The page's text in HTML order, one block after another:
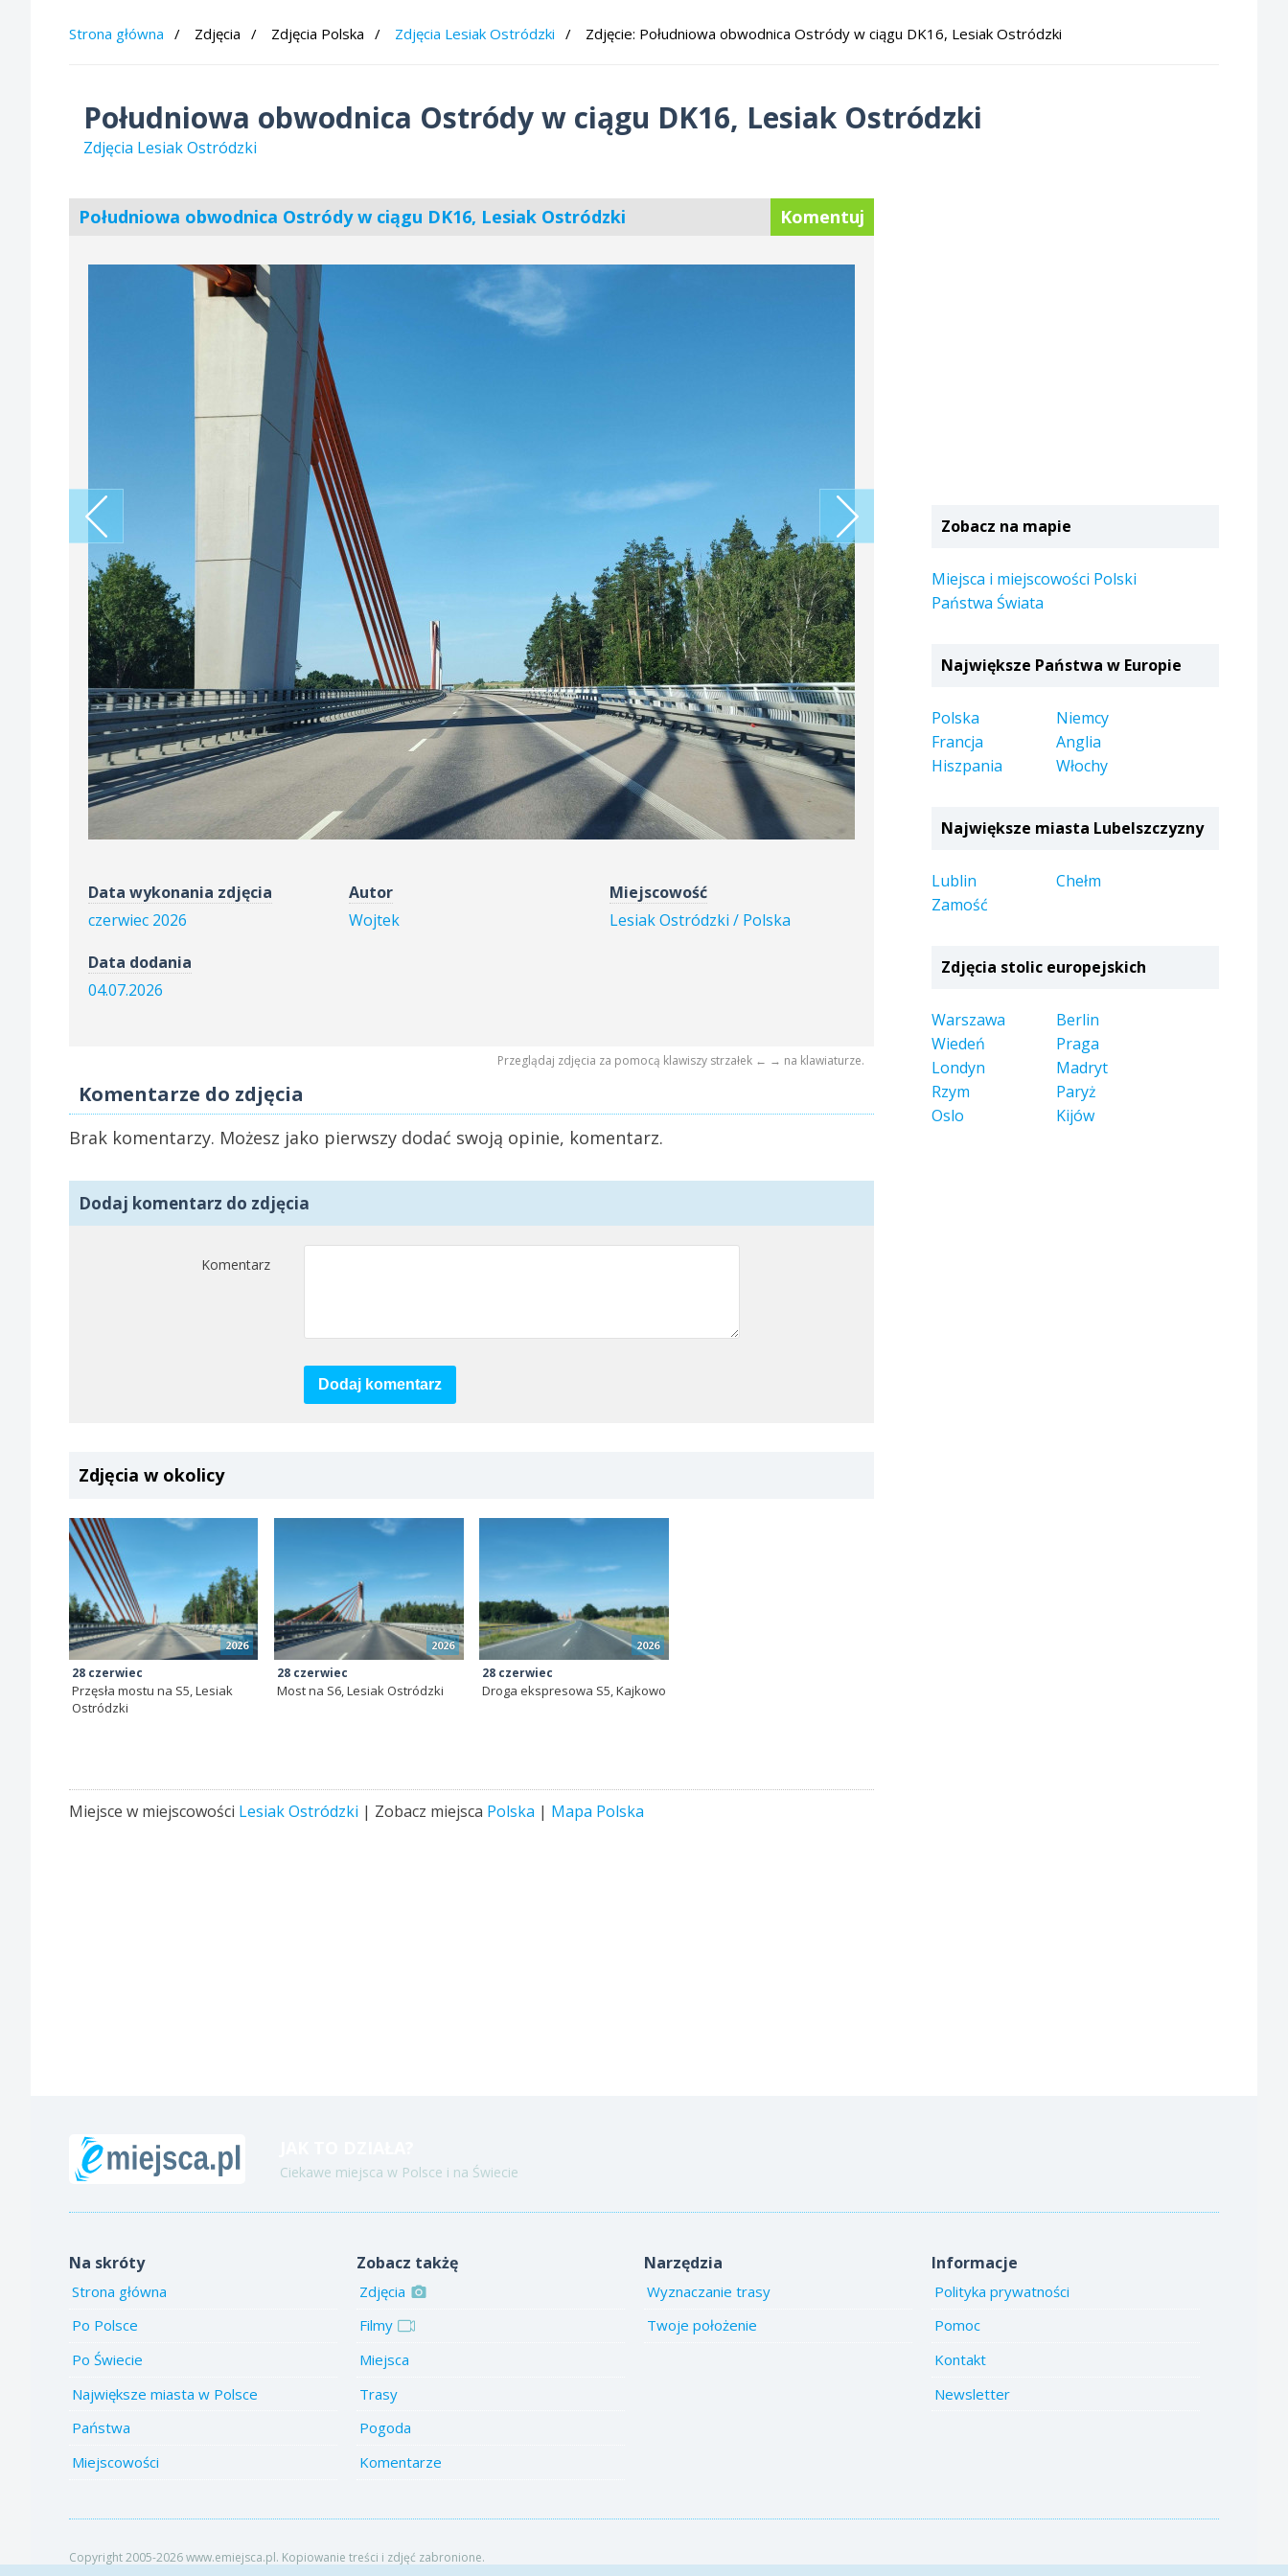
Strona główna Zdjęcia Zdjęcia Polska Zdjęcia Lesiak Ostródzki Zdjęcie: Południowa obwodnica Ostródy w ciągu DK16, Lesiak Ostródzki
Południowa obwodnica Ostródy w ciągu DK16, Lesiak Ostródzki
Zdjęcia Lesiak Ostródzki
Południowa obwodnica Ostródy w ciągu DK16, Lesiak Ostródzki Komentuj
Data wykonania zdjęcia
czerwiec 2026
Autor
Wojtek
Miejscowość
Lesiak Ostródzki / Polska
Data dodania
04.07.2026
Przeglądaj zdjęcia za pomocą klawiszy strzałek ← → na klawiaturze.
Komentarze do zdjęcia
Brak komentarzy. Możesz jako pierwszy dodać swoją opinie, komentarz.
Dodaj komentarz do zdjęcia
Komentarz
Dodaj komentarz
Zdjęcia w okolicy
2026
28 czerwiec
Przęsła mostu na S5, Lesiak
Ostródzki
2026
28 czerwiec
Most na S6, Lesiak Ostródzki
2026
28 czerwiec
Droga ekspresowa S5, Kajkowo
Miejsce w miejscowości Lesiak Ostródzki | Zobacz miejsca Polska | Mapa Polska
Zobacz na mapie
Miejsca i miejscowości Polski
Państwa Świata
Największe Państwa w Europie
Polska
Niemcy
Francja
Anglia
Hiszpania
Włochy
Największe miasta Lubelszczyzny
Lublin
Chełm
Zamość
Zdjęcia stolic europejskich
Warszawa
Berlin
Wiedeń
Praga
Londyn
Madryt
Rzym
Paryż
Oslo
Kijów
Ciekawe miejsca w Polsce i na Świecie
Na skróty
Strona główna
Po Polsce
Po Świecie
Największe miasta w Polsce
Państwa
Miejscowości
Zobacz takżę
Zdjęcia
Filmy
Miejsca
Trasy
Pogoda
Komentarze
Narzędzia
Wyznaczanie trasy
Twoje położenie
Informacje
Polityka prywatności
Pomoc
Kontakt
Newsletter
Copyright 2005-2026 www.emiejsca.pl. Kopiowanie treści i zdjęć zabronione.